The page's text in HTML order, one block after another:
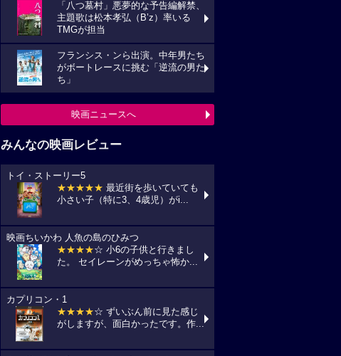
「八つ墓村」悪夢的な予告編解禁、
主題歌は松本孝弘（B’z）率いる
TMGが担当
フランシス・ンら出演。中年男たち
がボートレースに挑む「逆流の男た
ち」
映画ニュースへ
みんなの映画レビュー
トイ・ストーリー5
★★★★★ 最近街を歩いていても
小さい子（特に3、4歳児）がi...
映画ちいかわ 人魚の島のひみつ
★★★★☆ 小6の子供と行きまし
た。 セイレーンがめっちゃ怖か...
カプリコン・1
★★★★☆ ずいぶん前に見た感じ
がしますが、面白かったです。作...